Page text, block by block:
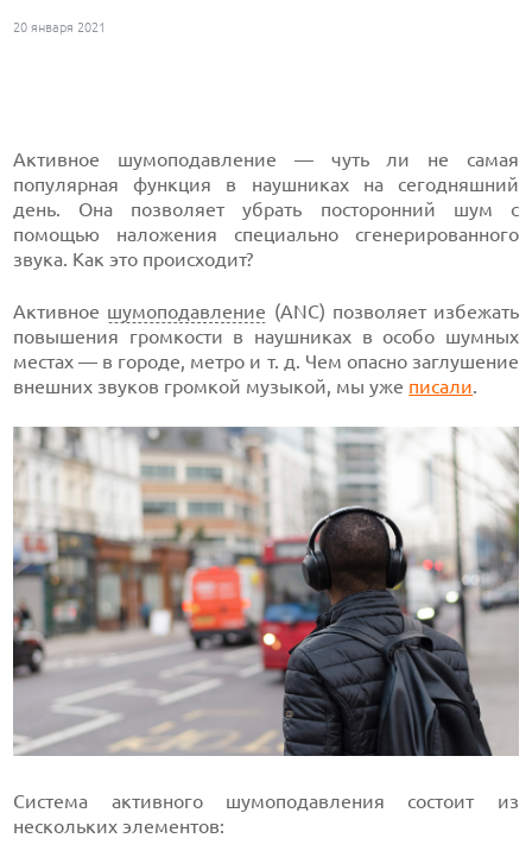
20 января 2021
Активное шумоподавление — чуть ли не самая
популярная функция в наушниках на сегодняшний
день. Она позволяет убрать посторонний шум с
помощью наложения специально сгенерированного
звука. Как это происходит?
Активное шумоподавление (ANC) позволяет избежать
повышения громкости в наушниках в особо шумных
местах — в городе, метро и т. д. Чем опасно заглушение
внешних звуков громкой музыкой, мы уже писали.
Система активного шумоподавления состоит из
нескольких элементов: